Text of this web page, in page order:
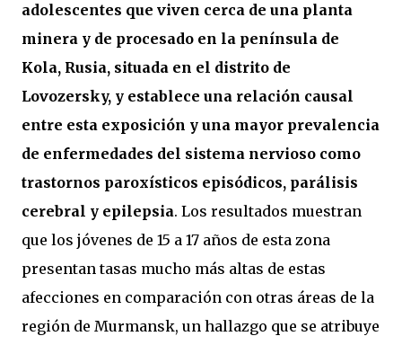
adolescentes que viven cerca de una planta
minera y de procesado en la península de
Kola, Rusia, situada en el distrito de
Lovozersky, y establece una relación causal
entre esta exposición y una mayor prevalencia
de enfermedades del sistema nervioso como
trastornos paroxísticos episódicos, parálisis
cerebral y epilepsia. Los resultados muestran
que los jóvenes de 15 a 17 años de esta zona
presentan tasas mucho más altas de estas
afecciones en comparación con otras áreas de la
región de Murmansk, un hallazgo que se atribuye